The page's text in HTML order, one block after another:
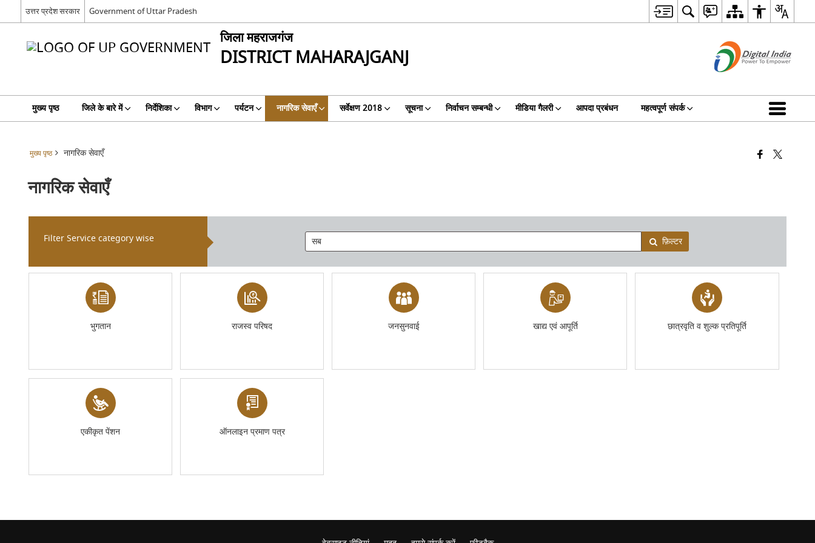
उत्तर प्रदेश सरकार Government of Uttar Pradesh
जिला महराजगंज
DISTRICT MAHARAJGANJ
मुख्य पृष्ठ जिले के बारे में निर्देशिका विभाग पर्यटन नागरिक सेवाएँ सर्वेक्षण 2018 सूचना निर्वाचन सम्बन्धी मीडिया गैलरी आपदा प्रबंधन महत्वपूर्ण संपर्क
मुख्य पृष्ठ नागरिक सेवाएँ
नागरिक सेवाएँ
Filter Service category wise फ़िल्टर
भुगतान राजस्व परिषद जनसुनवाई खाद्य एवं आपूर्ति छात्रवृति व शुल्क प्रतिपूर्ति
एकीकृत पेंशन ऑनलाइन प्रमाण पत्र